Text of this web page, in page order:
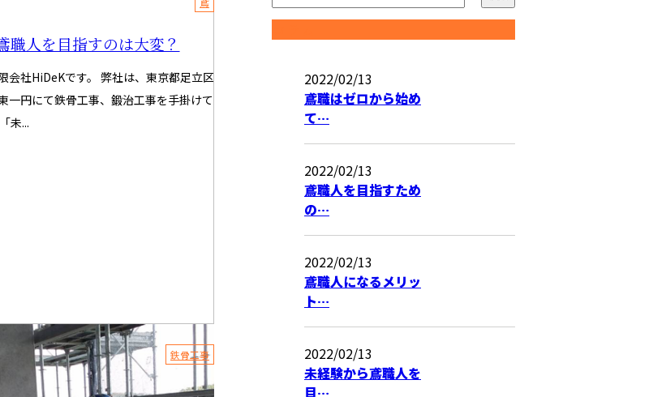
職人を目指すのは大変？
会社HiDeKです。 弊社は、東京都足立区
一円にて鉄骨工事、鍛治工事を手掛けて
未...
鉄骨工事
2022/02/13
鳶職はゼロから始め
て…
2022/02/13
鳶職人を目指すため
の…
2022/02/13
鳶職人になるメリッ
ト…
2022/02/13
未経験から鳶職人を
目…